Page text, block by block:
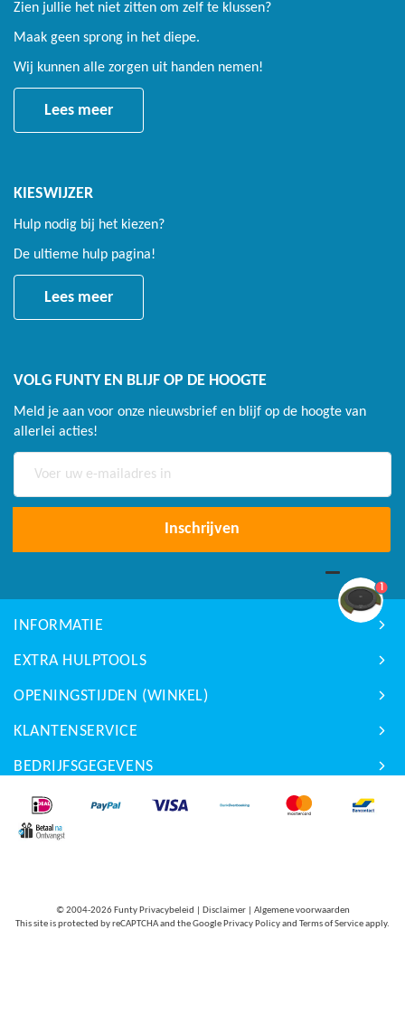
Zien jullie het niet zitten om zelf te klussen?
Maak geen sprong in het diepe.
Wij kunnen alle zorgen uit handen nemen!
Lees meer
KIESWIJZER
Hulp nodig bij het kiezen?
De ultieme hulp pagina!
Lees meer
VOLG FUNTY EN BLIJF OP DE HOOGTE
Meld je aan voor onze nieuwsbrief en blijf op de hoogte van
allerlei acties!
op
Inschrijven
INFORMATIE
EXTRA HULPTOOLS
OPENINGSTIJDEN (WINKEL)
KLANTENSERVICE
BEDRIJFSGEGEVENS
© 2004-2026 Funty Privacybeleid Disclaimer| Algemene voorwaarden
This site is protected by reCAPTCHA and the Google Privacy Policyand Terms of Serviceapply.
1